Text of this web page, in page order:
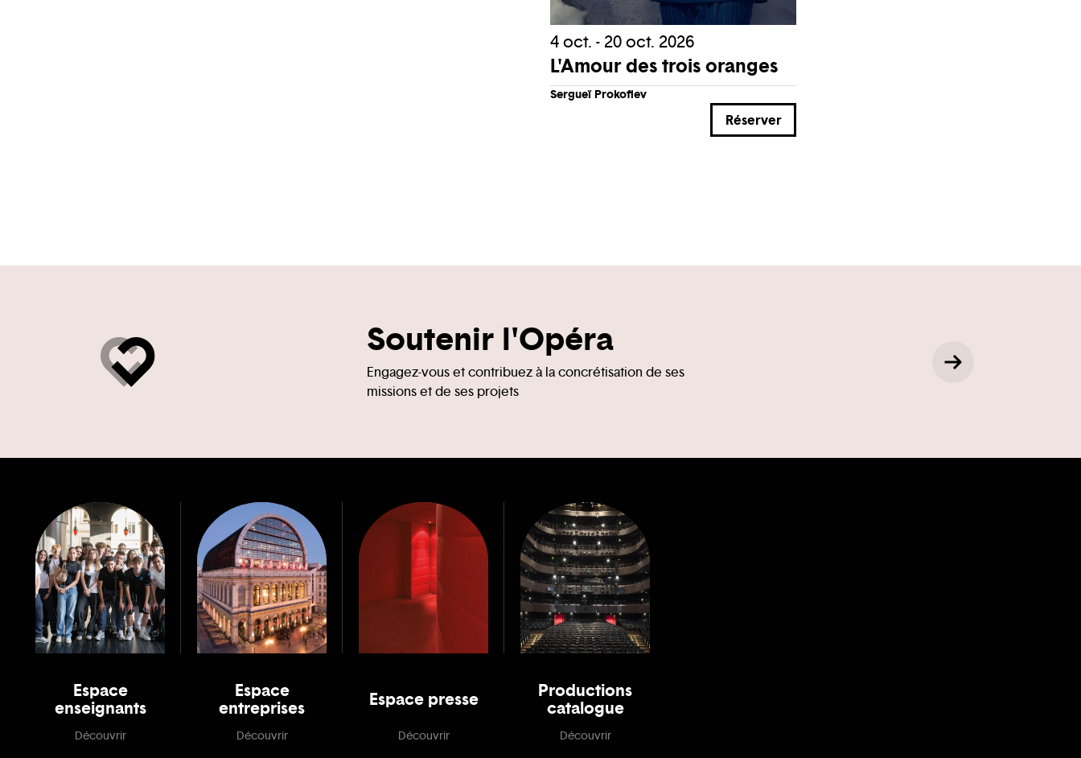
4 oct. - 20 oct. 2026
L'Amour des trois oranges
Sergueï Prokofiev
Réserver
Soutenir l'Opéra
Engagez-vous et contribuez à la concrétisation de ses
missions et de ses projets
Espace
enseignants
Découvrir
Espace
entreprises
Découvrir
Espace presse
Découvrir
Productions
catalogue
Découvrir